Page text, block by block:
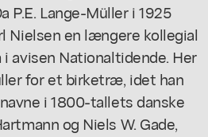
P.E. Lange-Müller i 1925
Nielsen en længere kollegial
avisen Nationaltidende. Her
for et birketræ, idet han
i 1800-tallets danske
og Niels W. Gade,